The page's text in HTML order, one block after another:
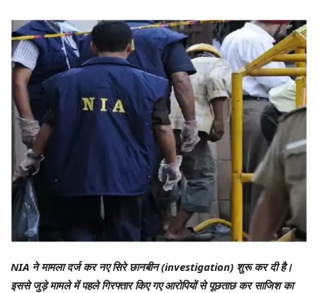
NIA ने मामला दर्ज कर नए सिरे छानबीन (investigation) शुरू कर दी है।
इससे जुड़े मामले में पहले गिरफ्तार किए गए आरोपियों से पूछताछ कर साजिश का